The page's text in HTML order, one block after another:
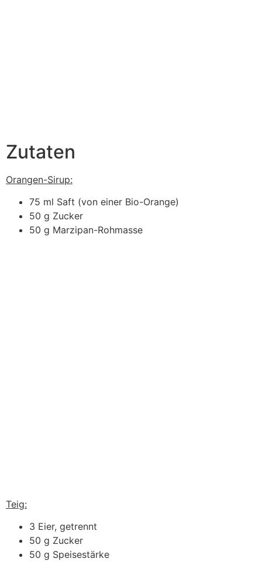
Zutaten
Orangen-Sirup:
75 ml Saft (von einer Bio-Orange)
50 g Zucker
50 g Marzipan-Rohmasse
Teig:
3 Eier, getrennt
50 g Zucker
50 g Speisestärke